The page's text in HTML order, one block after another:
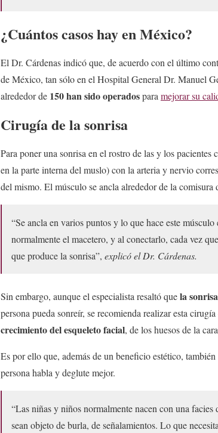
¿Cuántos casos hay en México?
El Dr. Cárdenas indicó que, de acuerdo con el último
de México, tan sólo en el Hospital General Dr. Manuel
alrededor de 150 han sido operadospara mejorar su
Cirugía de la sonrisa
Para poner una sonrisa en el rostro de las y los
en la parte interna del muslo) con la arteria y nervio
del mismo. El músculo se ancla alrededor de la
“Se ancla en varios puntos y lo que hace este
normalmente el macetero, y al conectarlo, cada vez
que produce la sonrisa”, explicó el Dr. Cárdenas.
Sin embargo, aunque el especialista resaltó quela
persona pueda sonreír, se recomienda realizar esta
crecimiento del esqueleto facial, de los huesos de la
Es por ello que, además de un beneficio estético,
persona habla y deglute mejor.
“Las niñas y niños normalmente nacen con una
sean objeto de burla, de señalamientos. Lo que